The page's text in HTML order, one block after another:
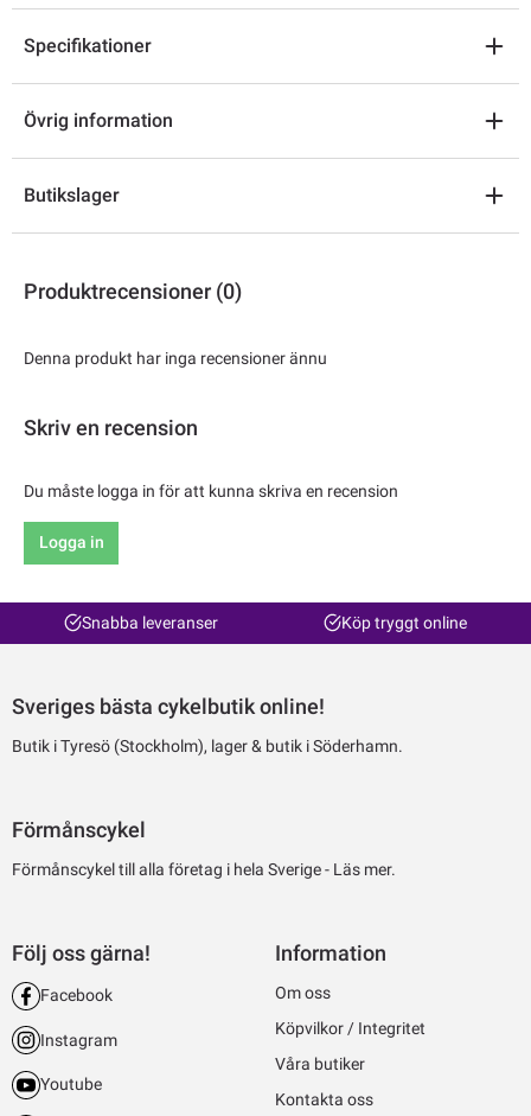
Specifikationer
Övrig information
Butikslager
Produktrecensioner (0)
Denna produkt har inga recensioner ännu
Skriv en recension
Du måste logga in för att kunna skriva en recension
Logga in
Snabba leveranser Köp tryggt online
Sveriges bästa cykelbutik online!
Butik i Tyresö (Stockholm), lager & butik i Söderhamn.
Förmånscykel
Förmånscykel till alla företag i hela Sverige - Läs mer.
Följ oss gärna!
Facebook
Instagram
Youtube
Information
Om oss
Köpvilkor / Integritet
Våra butiker
Kontakta oss